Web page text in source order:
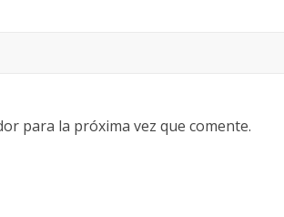
para la próxima vez que comente.